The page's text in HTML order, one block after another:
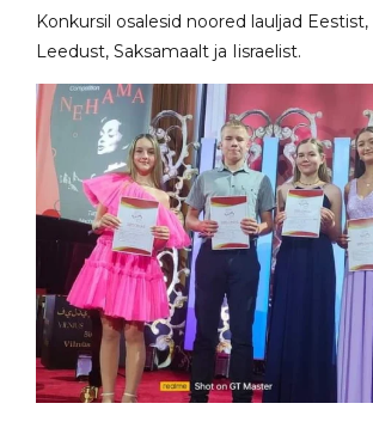
Konkursil osalesid noored lauljad
Leedust, Saksamaalt ja Iisraelist.